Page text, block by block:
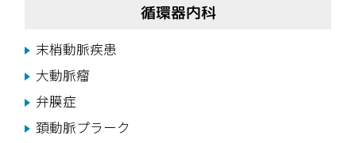
循環器内科
末梢動脈疾患
大動脈瘤
弁膜症
頚動脈プラーク